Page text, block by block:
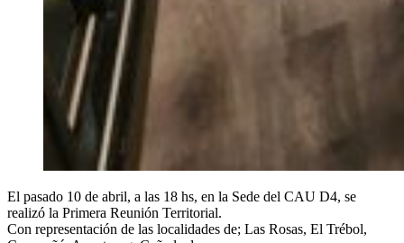
El pasado 10 de abril, a las 18 hs, en la Sede del CAU D4, se
realizó la Primera Reunión Territorial.
Con representación de las localidades de; Las Rosas, El Trébol,